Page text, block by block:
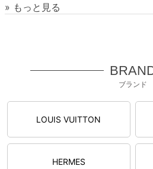
» もっと見る
ブランド
LOUIS VUITTON
HERMES